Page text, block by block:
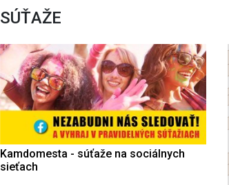
SÚŤAŽE
Kamdomesta - súťaže na sociálnych
sieťach